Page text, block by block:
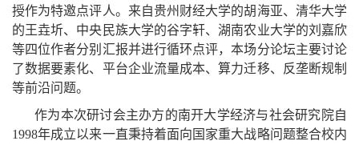
授作为特邀点评人。来自贵州财经大学的胡海亚、清华大学
的王垚圻、中央民族大学的谷字轩、湖南农业大学的刘嘉欣
等四位作者分别汇报并进行循环点评，本场分论坛主要讨论
了数据要素化、平台企业流量成本、算力迁移、反垄断规制
等前沿问题。
作为本次研讨会主办方的南开大学经济与社会研究院自
1998年成立以来一直秉持着面向国家重大战略问题整合校内